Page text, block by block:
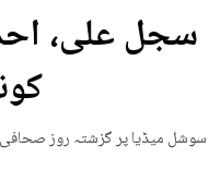
سجل علی،
سوشل میڈیا پر گزشتہ روز